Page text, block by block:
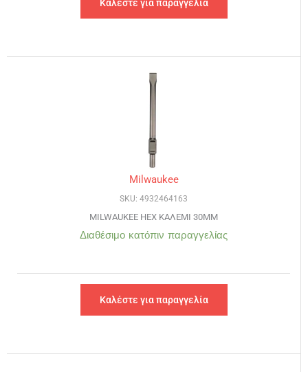
Καλέστε για παραγγελία
Milwaukee
SKU: 4932464163
MILWAUKEE HEX ΚΑΛΕΜΙ 30MM
Διαθέσιμο κατόπιν παραγγελίας
Καλέστε για παραγγελία